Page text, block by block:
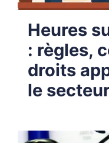
Heures
: règles,
droits
le